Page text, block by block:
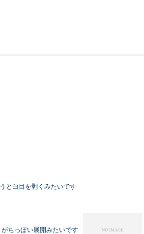
と白目を剥くみたいです
ちっぽい展開みたいです